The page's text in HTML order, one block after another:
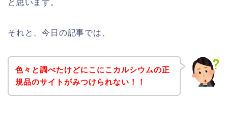
と思います。
それと、今日の記事では、
色々と調べたけどにこにこカルシウムの正
規品のサイトがみつけられない！！